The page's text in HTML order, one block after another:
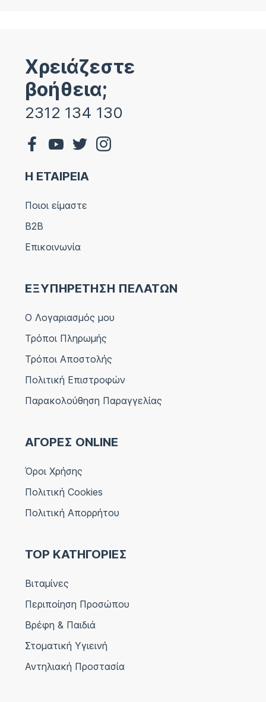
Χρειάζεστε
βοήθεια;
2312 134 130
Η ΕΤΑΙΡΕΙΑ
Ποιοι είμαστε
B2B
Επικοινωνία
ΕΞΥΠΗΡΕΤΗΣΗ ΠΕΛΑΤΩΝ
Ο Λογαριασμός μου
Τρόποι Πληρωμής
Τρόποι Αποστολής
Πολιτική Επιστροφών
Παρακολούθηση Παραγγελίας
ΑΓΟΡΕΣ ONLINE
Όροι Χρήσης
Πολιτική Cookies
Πολιτική Απορρήτου
TOP ΚΑΤΗΓΟΡΙΕΣ
Βιταμίνες
Περιποίηση Προσώπου
Βρέφη & Παιδιά
Στοματική Υγιεινή
Αντηλιακή Προστασία